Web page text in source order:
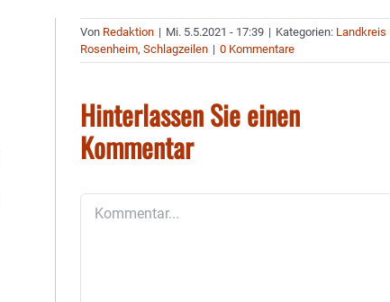
Von Redaktion | Mi. 5.5.2021 - 17:39 | Kategorien: Landkreis
Rosenheim,Schlagzeilen | 0 Kommentare
Hinterlassen Sie einen
Kommentar